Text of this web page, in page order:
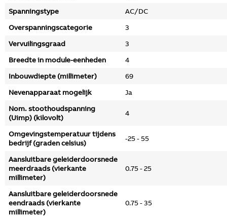
Spanningstype
AC/DC
Overspanningscategorie
3
Vervuilingsgraad
3
Breedte in module-eenheden
4
Inbouwdiepte (millimeter)
69
Nevenapparaat mogelijk
Ja
Nom. stoothoudspanning
(Uimp) (kilovolt)
4
Omgevingstemperatuur tijdens
bedrijf (graden celsius)
-25 - 55
Aansluitbare geleiderdoorsnede
meerdraads (vierkante
millimeter)
0.75 - 25
Aansluitbare geleiderdoorsnede
eendraads (vierkante
millimeter)
0.75 - 35